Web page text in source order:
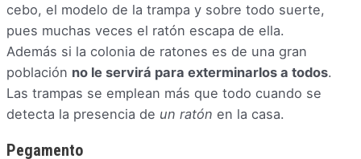
cebo, el modelo de la trampa y sobre todo suerte,
pues muchas veces el ratón escapa de ella.
Además si la colonia de ratones es de una gran
población no le servirá para exterminarlos a todos.
Las trampas se emplean más que todo cuando se
detecta la presencia de un ratón en la casa.
Pegamento